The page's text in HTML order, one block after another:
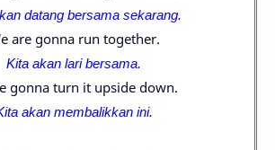
datang bersama sekarang.
are gonna run together.
Kita akan lari bersama.
gonna turn it upside down.
akan membalikkan ini.